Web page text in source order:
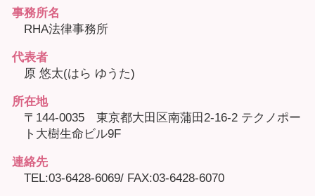
事務所名
RHA法律事務所
代表者
原 悠太(はら ゆうた)
所在地
〒144-0035 東京都大田区南蒲田2-16-2 テクノポー
ト大樹生命ビル9F
連絡先
TEL:03-6428-6069/ FAX:03-6428-6070